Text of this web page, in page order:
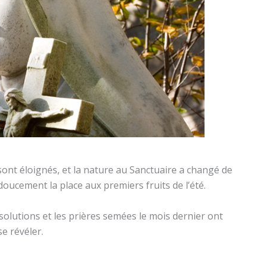
éloignés, et la nature au Sanctuaire a changé de
la place aux premiers fruits de l’été.
et les prières semées le mois dernier ont
révéler.